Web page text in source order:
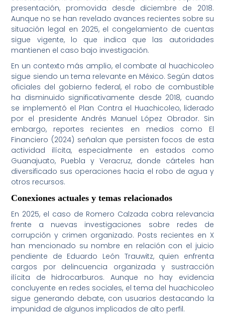
presentación, promovida desde diciembre de 2018.
Aunque no se han revelado avances recientes sobre su
situación legal en 2025, el congelamiento de cuentas
sigue vigente, lo que indica que las autoridades
mantienen el caso bajo investigación.
En un contexto más amplio, el combate al huachicoleo
sigue siendo un tema relevante en México. Según datos
oficiales del gobierno federal, el robo de combustible
ha disminuido significativamente desde 2018, cuando
se implementó el Plan Contra el Huachicoleo, liderado
por el presidente Andrés Manuel López Obrador. Sin
embargo, reportes recientes en medios como El
Financiero (2024) señalan que persisten focos de esta
actividad ilícita, especialmente en estados como
Guanajuato, Puebla y Veracruz, donde cárteles han
diversificado sus operaciones hacia el robo de agua y
otros recursos.
Conexiones actuales y temas relacionados
En 2025, el caso de Romero Calzada cobra relevancia
frente a nuevas investigaciones sobre redes de
corrupción y crimen organizado. Posts recientes en X
han mencionado su nombre en relación con el juicio
pendiente de Eduardo León Trauwitz, quien enfrenta
cargos por delincuencia organizada y sustracción
ilícita de hidrocarburos. Aunque no hay evidencia
concluyente en redes sociales, el tema del huachicoleo
sigue generando debate, con usuarios destacando la
impunidad de algunos implicados de alto perfil.